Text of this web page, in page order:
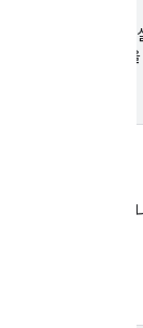
Maps Platform
은 대화형 3D 환경을
기 빌드를 시작합